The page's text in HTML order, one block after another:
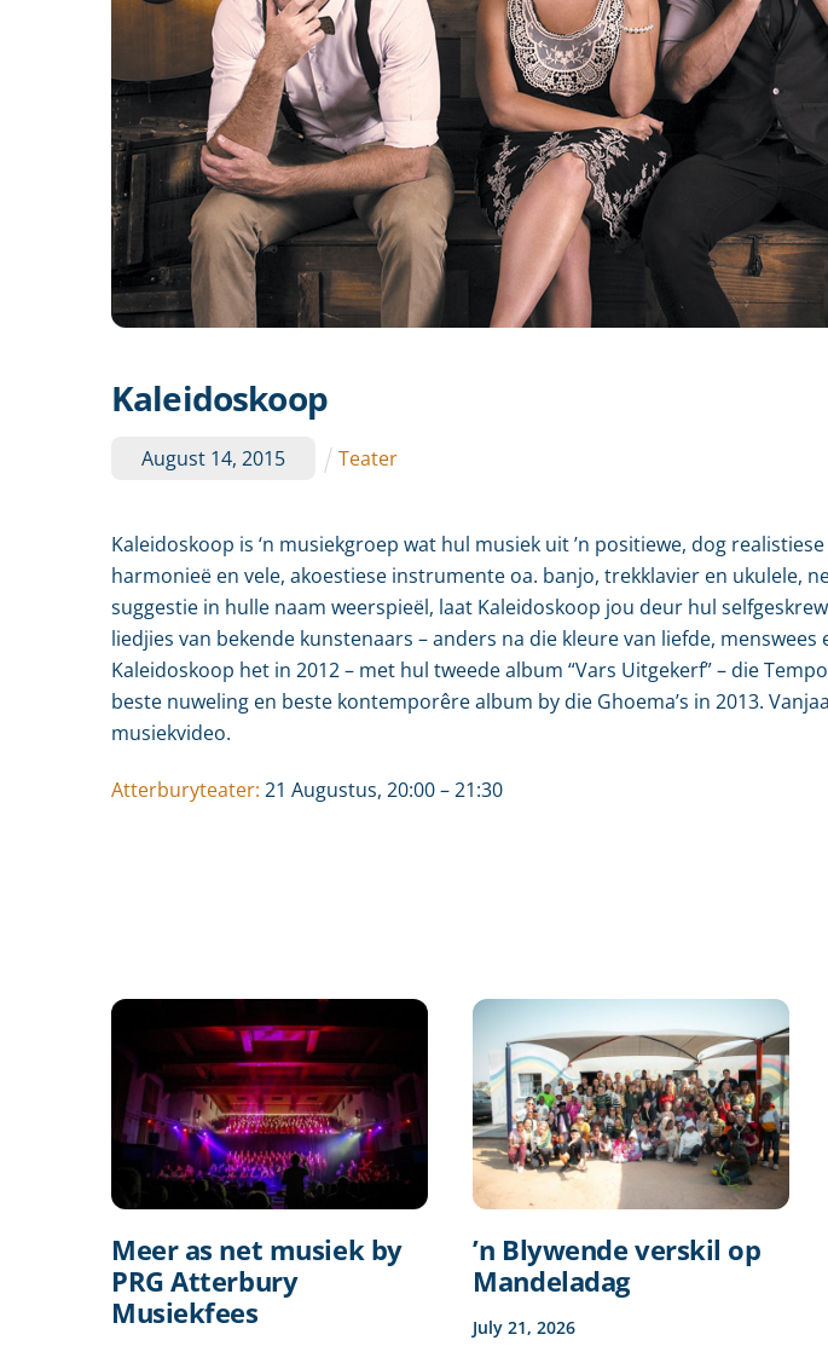
Kaleidoskoop
August 14, 2015 Teater
Kaleidoskoop is ‘n musiekgroep wat hul musiek uit ’n positiewe, dog
harmonieë en vele, akoestiese instrumente oa. banjo, trekklavier en ukulele,
suggestie in hulle naam weerspieël, laat Kaleidoskoop jou deur hul
liedjies van bekende kunstenaars – anders na die kleure van liefde,
Kaleidoskoop het in 2012 – met hul tweede album “Vars Uitgekerf” – die
beste nuweling en beste kontemporêre album by die Ghoema’s in 2013.
musiekvideo.
Atterburyteater: 21 Augustus, 20:00–21:30
Meer as net musiek by
PRG Atterbury
Musiekfees
’n Blywende verskil op
Mandeladag
July 21,2026